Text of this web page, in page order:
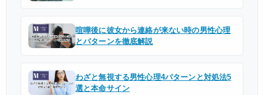
喧嘩後に彼女から連絡が来ない時の男性心理
とパターンを徹底解説
わざと無視する男性心理4パターンと対処法5
選と本命サイン